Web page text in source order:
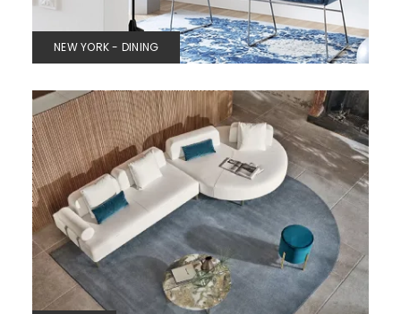
NEW YORK - DINING